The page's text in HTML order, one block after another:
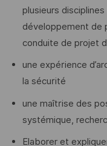
plusieurs
développement de
conduite de projet
une expérience
la sécurité
une maîtrise des
systémique,
Elaborer et